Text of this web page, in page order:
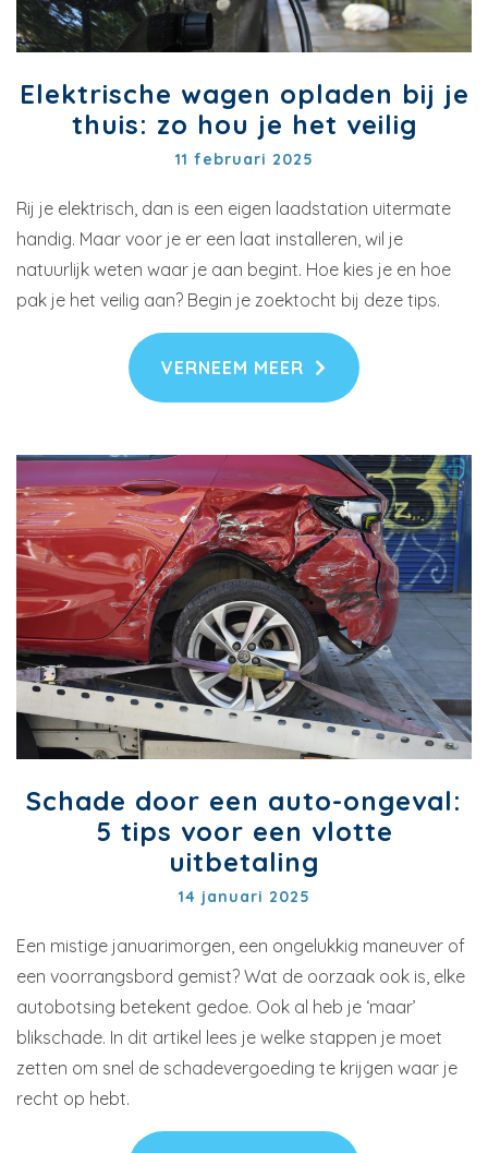
Elektrische wagen opladen bij je
thuis: zo hou je het veilig
11 februari 2025
Rij je elektrisch, dan is een eigen laadstation uitermate
handig. Maar voor je er een laat installeren, wil je
natuurlijk weten waar je aan begint. Hoe kies je en hoe
pak je het veilig aan? Begin je zoektocht bij deze tips.
VERNEEM MEER
Schade door een auto-ongeval:
5 tips voor een vlotte
uitbetaling
14 januari 2025
Een mistige januarimorgen, een ongelukkig maneuver of
een voorrangsbord gemist? Wat de oorzaak ook is, elke
autobotsing betekent gedoe. Ook al heb je ‘maar’
blikschade. In dit artikel lees je welke stappen je moet
zetten om snel de schadevergoeding te krijgen waar je
recht op hebt.